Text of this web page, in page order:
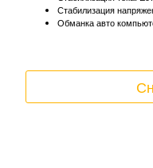
Стабилизация
Обманка авто